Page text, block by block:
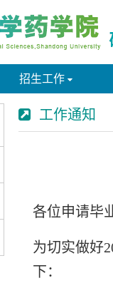
招生工作
工作通知
各位申请毕
为切实做好
下：